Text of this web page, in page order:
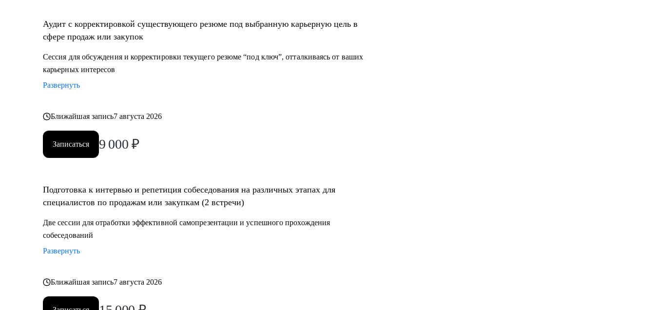
• Составление резюме или корректировка существующего (это ваша история, поэтому лучше, если
автор вы)
• Подготовка к собеседованию на разных этапах (рекрутер, внутренний HR, нанимающий
• Помощь в подготовке к прохождению тестирования SHL
Кому могу помочь:
Начинающим и опытным специалистам в областях:
• продаж и закупок FMCG
Аудит с корректировкой существующего резюме под выбранную карьерную цель в
сфере продаж или закупок
Сессия для обсуждения и корректировки текущего резюме “под ключ”, отталкиваясь от ваших
карьерных интересов
Развернуть
Ближайшая запись7 августа 2026
Записаться 9 000 ₽
Подготовка к интервью и репетиция собеседования на различных этапах для
специалистов по продажам или закупкам (2 встречи)
Две сессии для отработки эффективной самопрезентации и успешного прохождения
собеседований
Развернуть
Ближайшая запись7 августа 2026